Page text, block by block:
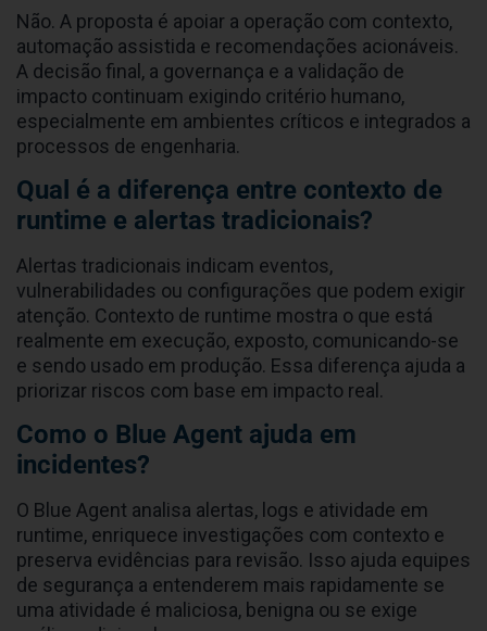
Não. A proposta é apoiar a operação com contexto,
automação assistida e recomendações acionáveis.
A decisão final, a governança e a validação de
impacto continuam exigindo critério humano,
especialmente em ambientes críticos e integrados a
processos de engenharia.
Qual é a diferença entre contexto de
runtime e alertas tradicionais?
Alertas tradicionais indicam eventos,
vulnerabilidades ou configurações que podem exigir
atenção. Contexto de runtime mostra o que está
realmente em execução, exposto, comunicando-se
e sendo usado em produção. Essa diferença ajuda a
priorizar riscos com base em impacto real.
Como o Blue Agent ajuda em
incidentes?
O Blue Agent analisa alertas, logs e atividade em
runtime, enriquece investigações com contexto e
preserva evidências para revisão. Isso ajuda equipes
de segurança a entenderem mais rapidamente se
uma atividade é maliciosa, benigna ou se exige